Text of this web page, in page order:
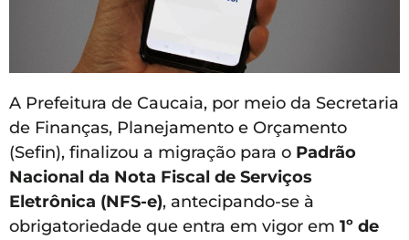
A Prefeitura de Caucaia, por meio da Secretaria
de Finanças, Planejamento e Orçamento
(Sefin), finalizou a migração para o Padrão
Nacional da Nota Fiscal de Serviços
Eletrônica (NFS-e), antecipando-se à
obrigatoriedade que entra em vigor em 1º de